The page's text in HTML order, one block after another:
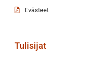
Evästeet
Tulisijat